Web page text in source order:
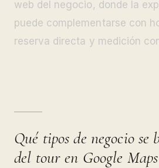
web del negocio, donde la
puede complementarse con
reserva directa y medición
Qué tipos de negocio se
del tour en Google Maps